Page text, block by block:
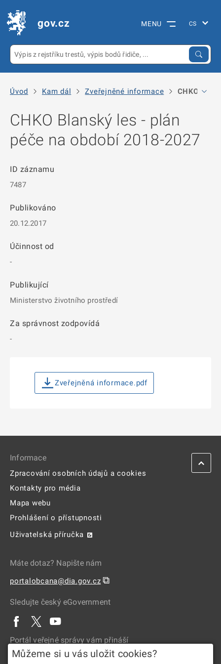
gov.cz MENU
Úvod Kam dál Zveřejněné informace CHKO
CHKO Blanský les - plán
péče na období 2018-2027
ID záznamu
7487
Publikováno
20.12.2017
Účinnost od
-
Publikující
Ministerstvo životního prostředí
Za správnost zodpovídá
-
Zveřejněná informace.pdf
Informace
Zpracování osobních údajů a cookies
Kontakty pro média
Mapa webu
Prohlášení o přístupnosti
Uživatelská příručka
Máte dotaz? Napište nám
portalobcana@dia.gov.cz ⧉
Sledujte český eGovernment
Portál veřejné správy vám přináší
Můžeme si u vás uložit cookies?